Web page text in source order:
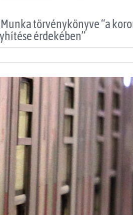
Munka törvénykönyve “a
érdekében”